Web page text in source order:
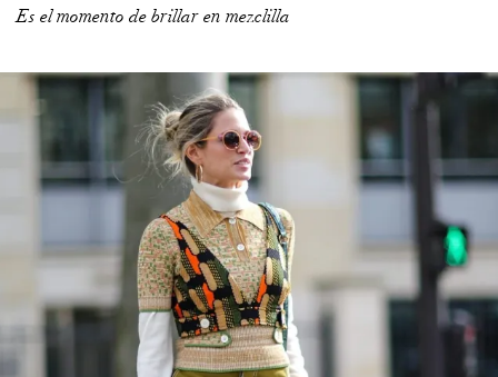
Es el momento de brillar en mezclilla